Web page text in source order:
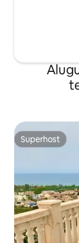
Superhost
Superhost